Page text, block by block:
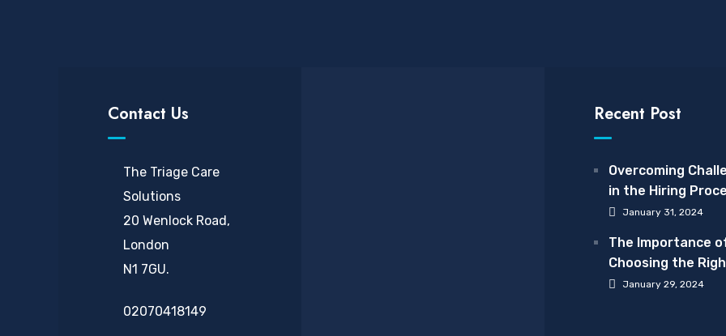
Contact Us
The Triage Care
Solutions
20 Wenlock Road,
London
N1 7GU.
02070418149
Recent Post
Overcoming
in the Hiring
January 31, 2024
The Importance
Choosing the
Care Provider: A
January 29, 2024